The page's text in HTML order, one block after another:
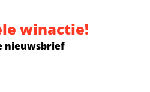
winactie!
nieuwsbrief